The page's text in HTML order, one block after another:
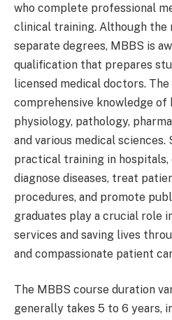
who complete professional
clinical training. Although the
separate degrees, MBBS is
qualification that prepares
licensed medical doctors.
comprehensive knowledge of
physiology, pathology,
and various medical
practical training in
diagnose diseases, treat
procedures, and promote
graduates play a crucial role
services and saving lives
and compassionate patient
The MBBS course duration
generally takes 5 to 6 years,